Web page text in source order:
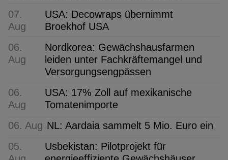
07.
Aug
USA: Decowraps übernimmt
Broekhof USA
06.
Aug
Nordkorea: Gewächshausfarmen
leiden unter Fachkräftemangel und
Versorgungsengpässen
06.
Aug
USA: 17% Zoll auf mexikanische
Tomatenimporte
06. Aug NL: Aardaia sammelt 5 Mio. Euro ein
05.
Usbekistan: Pilotprojekt für